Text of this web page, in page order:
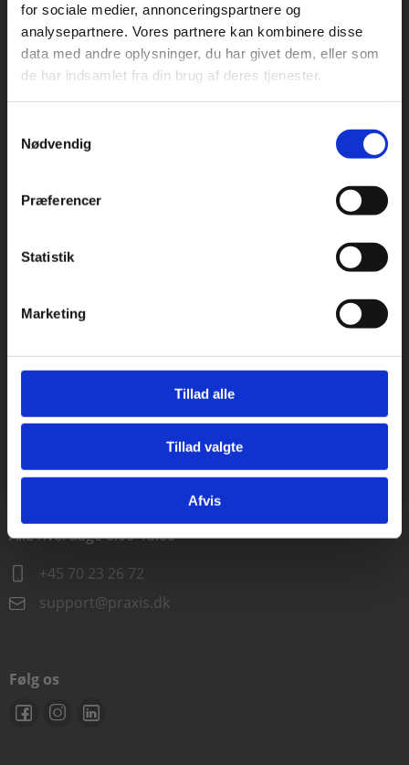
for sociale medier, annonceringspartnere og
analysepartnere. Vores partnere kan kombinere disse
data med andre oplysninger, du har givet dem, eller som
de har indsamlet fra din brug af deres tjenester.
Nødvendig
Præferencer
Statistik
Marketing
Tillad alle
Tillad valgte
Afvis
Praxis Forlag A/S
CVR 41280921
København
1120 København K
Kochsgade 31D
Rødekro
Kontakt kundeservice
+45 70 23 85 87
Kontakt teknisk support
Alle hverdage 8.00-15.00
+45 70 23 26 72
support@praxis.dk
Følg os
For privatkunder og
studerende. Du får
vist priser inkl.
For institutioner og
virksomheder. Du
får vist priser ekskl.
Gå til praxisOnline